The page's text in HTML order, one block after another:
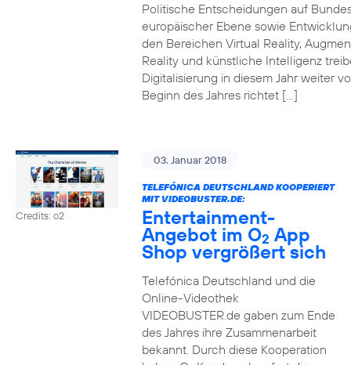
Politische Entscheidungen auf
europäischer Ebene sowie
den Bereichen Virtual Reality,
Reality und künstliche Intelligenz
Digitalisierung in diesem Jahr weiter
Beginn des Jahres richtet […]
Credits: o2
03. Januar 2018
TELEFÓNICA DEUTSCHLAND KOOPERIERT
MIT VIDEOBUSTER.DE:
Entertainment-
Angebot im O2 App
Shop vergrößert sich
Telefónica Deutschland und die
Online-Videothek
VIDEOBUSTER.de gaben zum Ende
des Jahres ihre Zusammenarbeit
bekannt. Durch diese Kooperation